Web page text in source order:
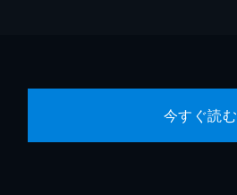
今すぐ読む